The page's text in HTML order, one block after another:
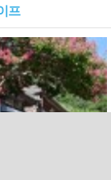
프